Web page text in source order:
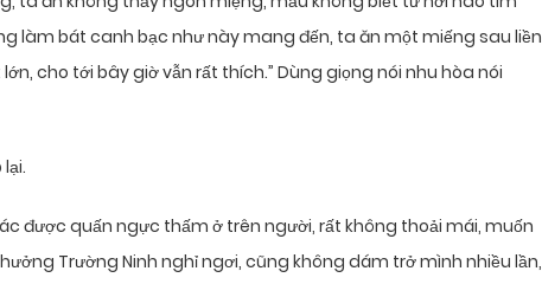
làm bát canh bạc như này mang đến, ta ăn một miếng sau liền
cho tới bây giờ vẫn rất thích.” Dùng giọng nói nhu hòa nói
được quấn ngực thấm ở trên người, rất không thoải mái, muốn
Trường Ninh nghỉ ngơi, cũng không dám trở mình nhiều lần,